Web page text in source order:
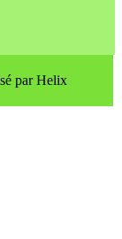
par Helix